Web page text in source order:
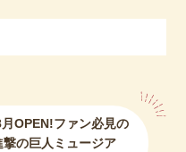
OPEN!ファン必見の
撃の巨人ミュージア